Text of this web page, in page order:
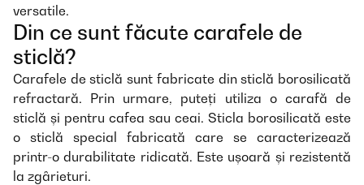
versatile.
Din ce sunt făcute carafele de
sticlă?
Carafele de sticlă sunt fabricate din sticlă borosilicată
refractară. Prin urmare, puteți utiliza o carafă de
sticlă și pentru cafea sau ceai. Sticla borosilicată este
o sticlă special fabricată care se caracterizează
printr-o durabilitate ridicată. Este ușoară și rezistentă
la zgârieturi.